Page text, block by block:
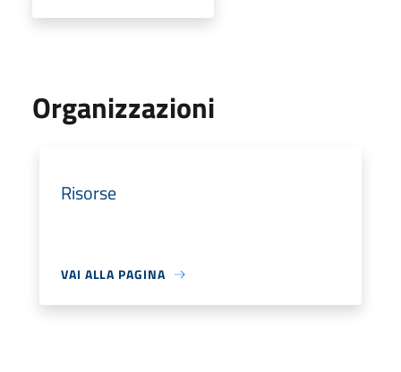
Organizzazioni
Risorse
VAI ALLA PAGINA